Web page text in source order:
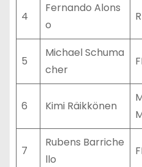
4
Fernando Alons
o
5
Michael Schuma
cher
6 Kimi Räikkönen
7
Rubens Barriche
llo